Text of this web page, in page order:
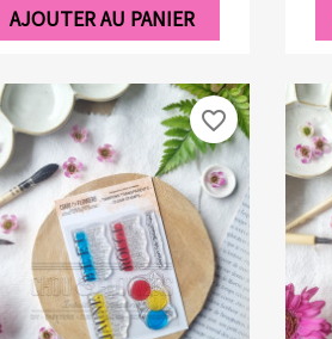
AJOUTER AU PANIER
favorite_border